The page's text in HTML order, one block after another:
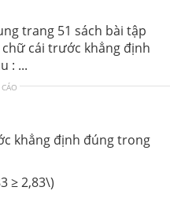
trang 51 sách bài tập
cái trước khẳng định
: ...
khẳng định đúng trong
≥ 2,83\)